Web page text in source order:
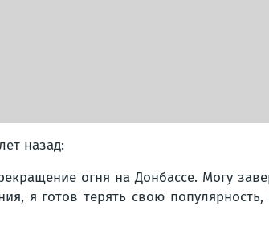
назад:
огня на Донбассе. Могу
я готов терять свою